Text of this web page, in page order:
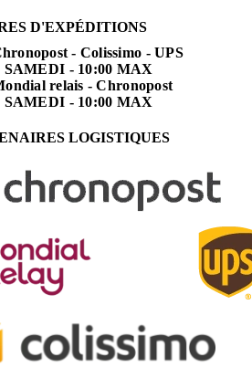
D'EXPÉDITIONS
- Colissimo - UPS
- 10:00 MAX
relais - Chronopost
- 10:00 MAX
LOGISTIQUES